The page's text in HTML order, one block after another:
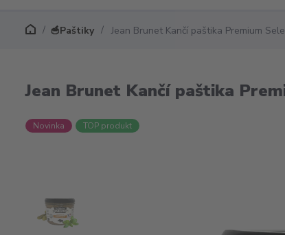
🥣Paštiky Jean Brunet Kančí paštika Premium
Jean Brunet Kančí paštika
Novinka TOP produkt